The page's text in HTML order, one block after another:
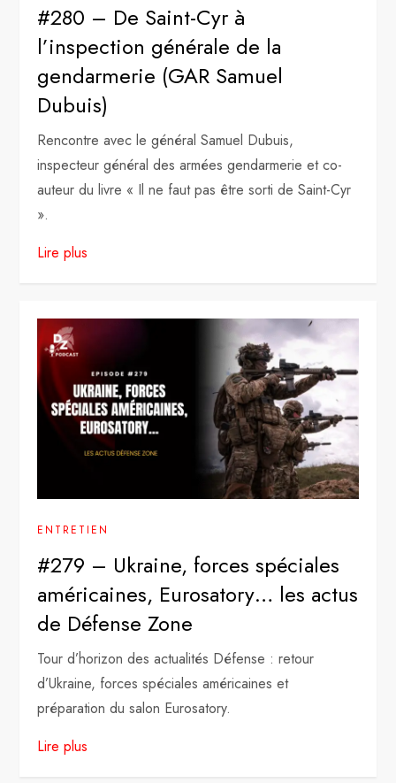
#280 – De Saint-Cyr à
l’inspection générale de la
gendarmerie (GAR Samuel
Dubuis)
Rencontre avec le général Samuel Dubuis,
inspecteur général des armées gendarmerie et co-
auteur du livre « Il ne faut pas être sorti de Saint-Cyr
».
Lire plus
ENTRETIEN
#279 – Ukraine, forces spéciales
américaines, Eurosatory… les actus
de Défense Zone
Tour d’horizon des actualités Défense : retour
d’Ukraine, forces spéciales américaines et
préparation du salon Eurosatory.
Lire plus